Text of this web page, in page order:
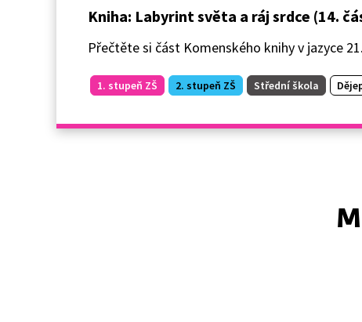
Kniha: Labyrint světa a ráj srdce (14.
Přečtěte si část Komenského knihy v jazyce
1. stupeň ZŠ 2. stupeň ZŠ Střední škola